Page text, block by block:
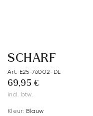
SCHARF
Art. E25-76002-DL
69,95 €
incl. btw.
Kleur: Blauw